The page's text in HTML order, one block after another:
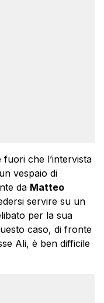
che l’intervista
vespaio di
da Matteo
servire su un
per la sua
caso, di fronte
Ali, è ben difficile